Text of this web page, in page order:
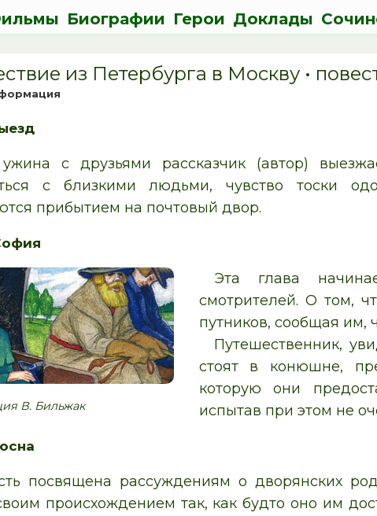
Биографии Герои Доклады
из Петербурга в Москву •
с друзьями рассказчик (автор)
с близкими людьми, чувство тоски
прибытием на почтовый двор.
В. Бильжак
Эта глава
смотрителей. О том,
путников, сообщая им,
Путешественник,
стоят в конюшне,
которую они
испытав при этом не
посвящена рассуждениям о дворянских
происхождением так, как будто оно им